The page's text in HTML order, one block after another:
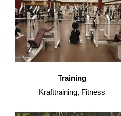
Training
Krafttraining, Fitness